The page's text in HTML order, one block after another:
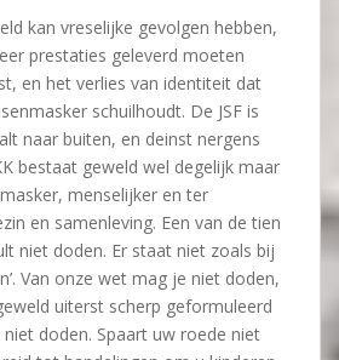
kan vreselijke gevolgen hebben,
prestaties geleverd moeten
en het verlies van identiteit dat
schuilhoudt. De JSF is
naar buiten, en deinst nergens
bestaat geweld wel degelijk maar
menselijker en ter
en samenleving. Een van de tien
niet doden. Er staat niet zoals bij
Van onze wet mag je niet doden,
uiterst scherp geformuleerd
doden. Spaart uw roede niet